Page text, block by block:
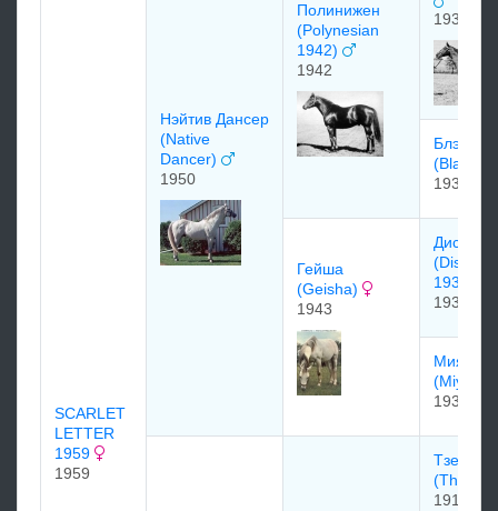
SCARLET
LETTER
1959
1959
Нэйтив Дансер
(Native
Dancer)
1950
Полинижен
(Polynesian
1942)
1942
1935
Блэк
(Black
1936
Гейша
(Geisha)
1943
1931
1931
Мияко
(Miyako)
1935
Тзе
(The
1915